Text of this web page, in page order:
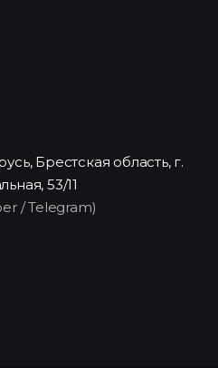
Брестская область, г.
53/11
/ Telegram)